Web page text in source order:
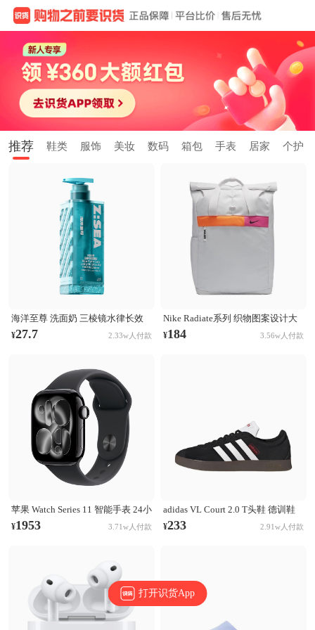
推荐 鞋类 服饰 美妆 数码 箱包 手表 居家 个护
海洋至尊 洗面奶 三棱镜水律长效
控油祛痘洗面奶 清洁黑头毛孔 控
¥27.7 2.33w人付款
Nike Radiate系列 织物图案设计大
容量训练运动双肩包 白彩虹
¥184 3.56w人付款
苹果 Watch Series 11 智能手表 24小
时续航升级 Ion-X玻璃技术 双倍抗
¥1953 3.71w人付款
adidas VL Court 2.0 T头鞋 德训鞋
板鞋 百搭轻便复古防滑耐磨轻运动
¥233 2.91w人付款
打开识货App